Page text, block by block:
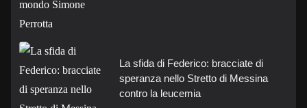
La sfida di Federico: bracciate di
speranza nello Stretto di Messina
contro la leucemia